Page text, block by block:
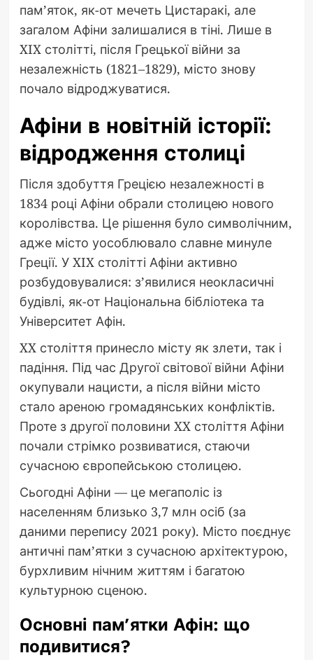
пам’яток, як-от мечеть Цистаракі, але
загалом Афіни залишалися в тіні. Лише в
XIX столітті, після Грецької війни за
незалежність (1821–1829), місто знову
почало відроджуватися.
Афіни в новітній історії:
відродження столиці
Після здобуття Грецією незалежності в
1834 році Афіни обрали столицею нового
королівства. Це рішення було символічним,
адже місто уособлювало славне минуле
Греції. У XIX столітті Афіни активно
розбудовувалися: з’явилися неокласичні
будівлі, як-от Національна бібліотека та
Університет Афін.
XX століття принесло місту як злети, так і
падіння. Під час Другої світової війни Афіни
окупували нацисти, а після війни місто
стало ареною громадянських конфліктів.
Проте з другої половини XX століття Афіни
почали стрімко розвиватися, стаючи
сучасною європейською столицею.
Сьогодні Афіни — це мегаполіс із
населенням близько 3,7 млн осіб (за
даними перепису 2021 року). Місто поєднує
античні пам’ятки з сучасною архітектурою,
бурхливим нічним життям і багатою
культурною сценою.
Основні пам’ятки Афін: що
подивитися?